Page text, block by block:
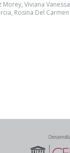
Viviana Vanessa
Rosina Del Carmen